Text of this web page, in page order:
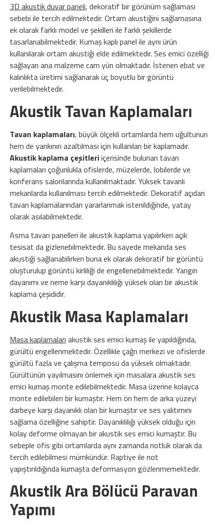
3D akustik duvar paneli, dekoratif bir görünüm sağlaması
sebebi ile tercih edilmektedir. Ortam akustiğini sağlamasına
ek olarak farklı model ve şekilleri ile farklı şekillerde
tasarlanabilmektedir. Kumaş kaplı panel ile aynı ürün
kullanılarak ortam akustiği elde edilmektedir. Ses emici özelliği
sağlayan ana malzeme cam yün olmaktadır. İstenen ebat ve
kalınlıkta üretimi sağlanarak üç boyutlu bir görüntü
verilebilmektedir.
Akustik Tavan Kaplamaları
Tavan kaplamaları, büyük ölçekli ortamlarda hem uğultunun
hem de yankının azaltılması için kullanılan bir kaplamadır.
Akustik kaplama çeşitleriiçerisinde bulunan tavan
kaplamaları çoğunlukla ofislerde, müzelerde, lobilerde ve
konferans salonlarında kullanılmaktadır. Yüksek tavanlı
mekanlarda kullanılması tercih edilmektedir. Dekoratif açıdan
tavan kaplamalarından yararlanmak istenildiğinde, yatay
olarak asılabilmektedir.
Asma tavan panelleri ile akustik kaplama yapılırken açık
tesisat da gizlenebilmektedir. Bu sayede mekanda ses
akustiği sağlanabilirken buna ek olarak dekoratif bir görüntü
oluşturulup görüntü kirliliği de engellenebilmektedir. Yangın
dayanımı ve neme karşı dayanıklılığı yüksek olan bir akustik
kaplama çeşididir.
Akustik Masa Kaplamaları
Masa kaplamaları akustik ses emici kumaş ile yapıldığında,
gürültü engellenmektedir. Özellikle çağrı merkezi ve ofislerde
gürültü fazla ve çalışma temposu da yüksek olmaktadır.
Gürültünün yayılmasını önlemek için masalara akustik ses
emici kumaş monte edilebilmektedir. Masa üzerine kolayca
monte edilebilen bir kumaştır. Hem ön hem de arka yüzeyi
darbeye karşı dayanıklı olan bir kumaştır ve ses yalıtımını
sağlama özelliğine sahiptir. Dayanıklılığı yüksek olduğu için
kolay deforme olmayan bir akustik ses emici kumaştır. Bu
sebeple ofis gibi ortamlarda aynı zamanda notluk olarak da
tercih edilebilmesi mümkündür. Raptiye ile not
yapıştırıldığında kumaşta deformasyon gözlenmemektedir.
Akustik Ara Bölücü Paravan
Yapımı